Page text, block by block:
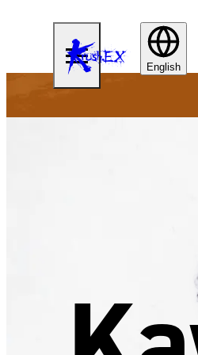
KRUSH-
EX English